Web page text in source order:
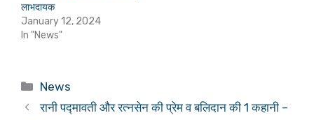
लाभदायक
January 12, 2024
In "News"
Categories
News
रानी पद्मावती और रत्नसेन की प्रेम व बलिदान की 1 कहानी –